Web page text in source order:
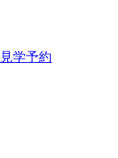
見学予約